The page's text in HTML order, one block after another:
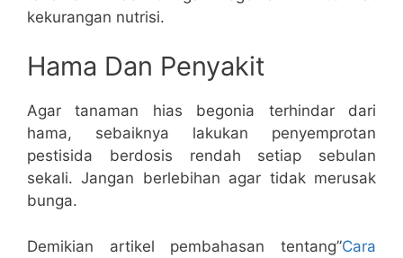
kekurangan nutrisi.
Hama Dan Penyakit
Agar tanaman hias begonia terhindar dari
hama, sebaiknya lakukan penyemprotan
pestisida berdosis rendah setiap sebulan
sekali. Jangan berlebihan agar tidak merusak
bunga.
Demikian artikel pembahasan tentang”Cara